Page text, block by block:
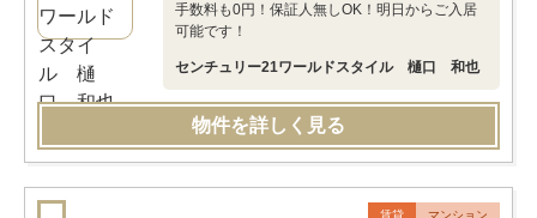
手数料も0円！保証人無しOK！明日からご入居
可能です！
センチュリー21ワールドスタイル 樋口 和也
物件を詳しく見る
賃貸 マンション